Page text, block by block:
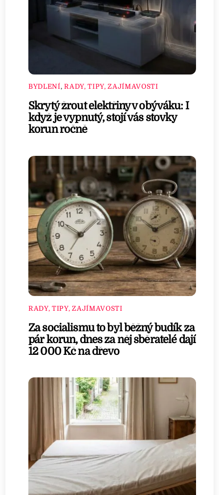
BYDLENÍ,RADY, TIPY, ZAJÍMAVOSTI
Skrytý žrout elektřiny v obýváku: I
když je vypnutý, stojí vás stovky
korun ročně
RADY, TIPY, ZAJÍMAVOSTI
Za socialismu to byl běžný budík za
pár korun, dnes za něj sběratelé dají
12 000 Kč na dřevo